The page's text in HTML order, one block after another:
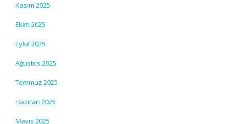
Kasım 2025
Ekim 2025
Eylül 2025
Ağustos 2025
Temmuz 2025
Haziran 2025
Mayıs 2025